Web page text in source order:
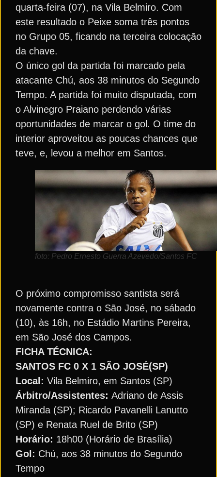
quarta-feira (07), na Vila Belmiro. Com
este resultado o Peixe soma três pontos
no Grupo 05, ficando na terceira colocação
da chave.
O único gol da partida foi marcado pela
atacante Chú, aos 38 minutos do Segundo
Tempo. A partida foi muito disputada, com
o Alvinegro Praiano perdendo várias
oportunidades de marcar o gol. O time do
interior aproveitou as poucas chances que
teve, e, levou a melhor em Santos.
foto: Pedro Ernesto Guerra Azevedo/Santos FC
O próximo compromisso santista será
novamente contra o São José, no sábado
(10), às 16h, no Estádio Martins Pereira,
em São José dos Campos.
FICHA TÉCNICA:
SANTOS FC 0 X 1 SÃO JOSÉ(SP)
Local: Vila Belmiro, em Santos (SP)
Árbitro/Assistentes: Adriano de Assis
Miranda (SP); Ricardo Pavanelli Lanutto
(SP) e Renata Ruel de Brito (SP)
Horário: 18h00 (Horário de Brasília)
Gol: Chú, aos 38 minutos do Segundo
Tempo